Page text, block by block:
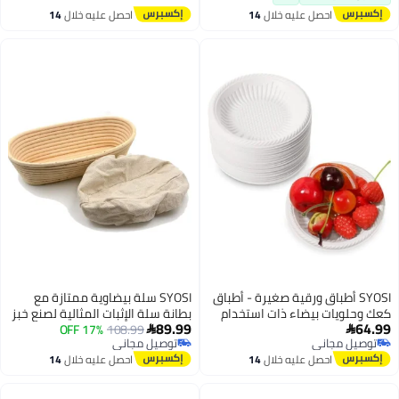
لتقديم الحليب والصلصة (ص)
احصل عليه خلال14 احصل عليه خلال14
SYOSI أطباق ورقية صغيرة - أطباق
كعك وحلويات بيضاء ذات استخدام
ثقيل، أدوات تقديم دائرية غير مطلية
للمقبلات لحفلات الزفاف، التخرج،
64.99
توصيل مجاني
توصيل مجانياحصل عليه خلال14
SYOSI سلة بيضاوية ممتازة مع
بطانة سلة الإثبات المثالية لصنع خبز
جميل، سلة وعاء مع بطانة قماشية
لخبز العجين المخمر المنزلي
والمحترف 6.7x4.7x3 بوصة
89.99
108.99
17% OFF
توصيل مجاني
توصيل مجانياحصل عليه خلال14